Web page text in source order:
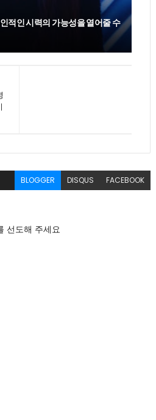
적인 시력의 가능성을 열어줄 수
BLOGGER DISQUS FACEBOOK
선도해 주세요